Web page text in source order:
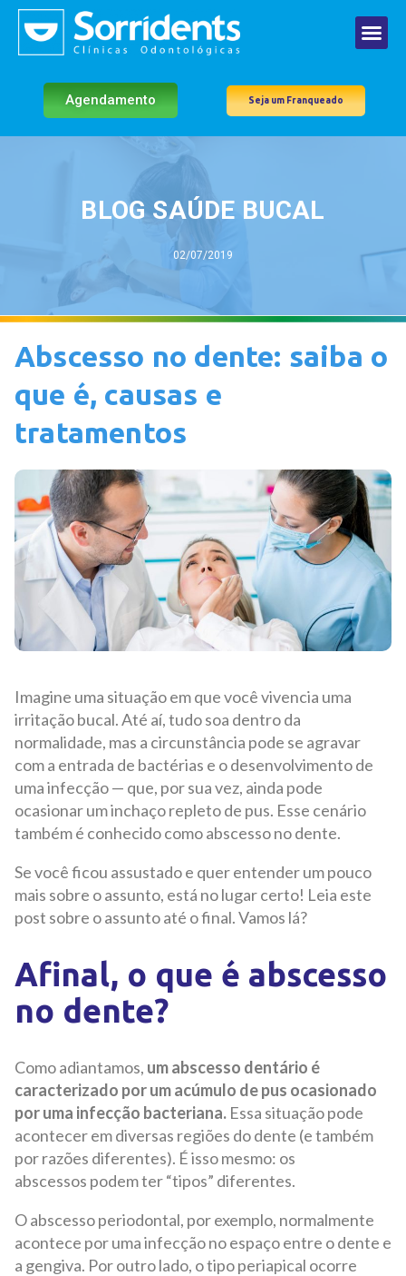
Agendamento Seja um Franqueado
BLOG SAÚDE BUCAL
02/07/2019
Abscesso no dente: saiba o
que é, causas e
tratamentos
Imagine uma situação em que você vivencia uma
irritação bucal. Até aí, tudo soa dentro da
normalidade, mas a circunstância pode se agravar
com a entrada de bactérias e o desenvolvimento de
uma infecção — que, por sua vez, ainda pode
ocasionar um inchaço repleto de pus. Esse cenário
também é conhecido como abscesso no dente.
Se você ficou assustado e quer entender um pouco
mais sobre o assunto, está no lugar certo! Leia este
post sobre o assunto até o final. Vamos lá?
Afinal, o que é abscesso
no dente?
Como adiantamos, um abscesso dentário é
caracterizado por um acúmulo de pus ocasionado
por uma infecção bacteriana. Essa situação pode
acontecer em diversas regiões do dente (e também
por razões diferentes). É isso mesmo: os
abscessos podem ter “tipos” diferentes.
O abscesso periodontal, por exemplo, normalmente
acontece por uma infecção no espaço entre o dente e
a gengiva. Por outro lado, o tipo periapical ocorre